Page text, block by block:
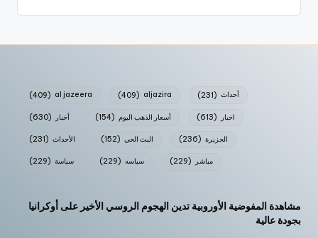
al jazeera
(409) aljazira
(409) أحداث (231)
أخبار (630) أسعار الذهب اليوم (154) اخبار (613)
الأحداث (231) البث الحي (152) الجزيرة (236)
سياسة (229) سياسه (229) مباشر (229)
مشاهدة المفوضية الأوروبية تدين الهجوم الروسي الأخير على أوكرانيا
بجودة عالية